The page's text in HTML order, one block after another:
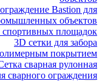
Bastion для
объектов
площадок
3D сетки для забора
покрытием
сварная рулонная
сварного ограждения